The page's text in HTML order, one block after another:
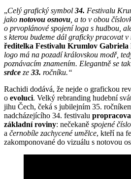
„Celý grafický symbol 34. Festivalu
jako notovou osnovu , a to v obou
o prvoplánové spojení loga s hudbou,
s kterou budeme dál graficky pracovat
ředitelka Festivalu Krumlov Gabriela
logo má na pozadí královskou modř,
poznávacím znamením. Elegantně se tak
srdce ze 33. ročníku.“
Rachidi dodává, že nejde o grafickou
o evoluci. Velký rebranding hudební
jihu Čech, čeká s jubilejním 35.
nadcházejícího 34. festivalu
základní roviny: nečekaně spojené
a černobíle zachycené umělce, kteří na
zakomponované do vizuálu s notovou